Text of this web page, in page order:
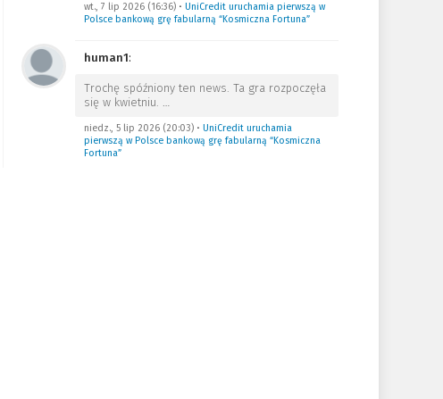
wt., 7 lip 2026 (16:36)• UniCredit uruchamia pierwszą w
Polsce bankową grę fabularną “Kosmiczna Fortuna”
human1:
Trochę spóźniony ten news. Ta gra rozpoczęła
się w kwietniu. …
niedz., 5 lip 2026 (20:03)• UniCredit uruchamia
pierwszą w Polsce bankową grę fabularną “Kosmiczna
Fortuna”